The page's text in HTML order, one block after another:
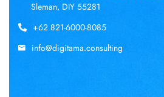
Sleman, DIY 55281
+62 821-6000-8085
info@digitama.consulting